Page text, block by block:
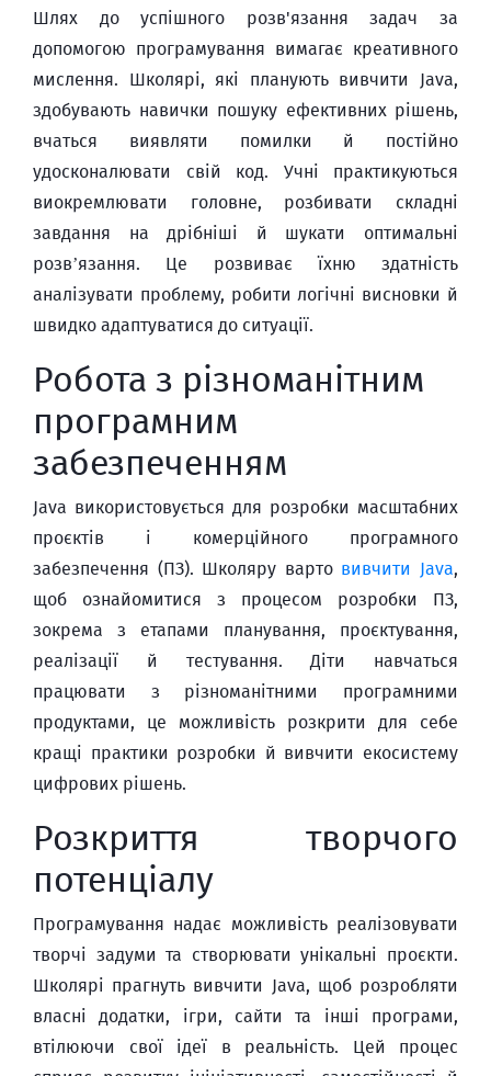
Шлях до успішного розв'язання задач за
допомогою програмування вимагає креативного
мислення. Школярі, які планують вивчити Java,
здобувають навички пошуку ефективних рішень,
вчаться виявляти помилки й постійно
удосконалювати свій код. Учні практикуються
виокремлювати головне, розбивати складні
завдання на дрібніші й шукати оптимальні
розв’язання. Це розвиває їхню здатність
аналізувати проблему, робити логічні висновки й
швидко адаптуватися до ситуації.
Робота з різноманітним
програмним
забезпеченням
Java використовується для розробки масштабних
проєктів і комерційного програмного
забезпечення (ПЗ). Школяру варто вивчити Java,
щоб ознайомитися з процесом розробки ПЗ,
зокрема з етапами планування, проєктування,
реалізації й тестування. Діти навчаться
працювати з різноманітними програмними
продуктами, це можливість розкрити для себе
кращі практики розробки й вивчити екосистему
цифрових рішень.
Розкриття творчого
потенціалу
Програмування надає можливість реалізовувати
творчі задуми та створювати унікальні проєкти.
Школярі прагнуть вивчити Java, щоб розробляти
власні додатки, ігри, сайти та інші програми,
втілюючи свої ідеї в реальність. Цей процес